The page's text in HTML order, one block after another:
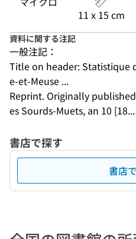
11 x 15 cm
資料に関する注記
一般注記：
Title on header: Statistique
e-et-Meuse ...
Reprint. Originally
es Sourds-Muets, an 10 [18...
書店で探す
書店